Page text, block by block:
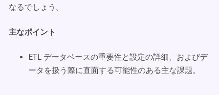
なるでしょう。
主なポイント
ETL データベースの重要性と設定の詳細、およびデ
ータを扱う際に直面する可能性のある主な課題。